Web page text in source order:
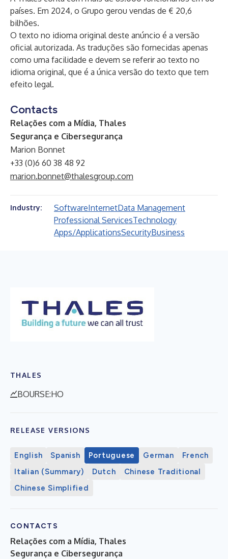
países. Em 2024, o Grupo gerou vendas de € 20,6
bilhões.
O texto no idioma original deste anúncio é a versão
oficial autorizada. As traduções são fornecidas apenas
como uma facilidade e devem se referir ao texto no
idioma original, que é a única versão do texto que tem
efeito legal.
Contacts
Relações com a Mídia, Thales
Segurança e Cibersegurança
Marion Bonnet
+33 (0)6 60 38 48 92
marion.bonnet@thalesgroup.com
Industry: SoftwareInternetData Management
Professional ServicesTechnology
Apps/ApplicationsSecurityBusiness
THALES
BOURSE:HO
RELEASE VERSIONS
English Spanish Portuguese German
French
Italian (Summary)
Dutch
Chinese Traditional
Chinese Simplified
CONTACTS
Relações com a Mídia, Thales
Segurança e Cibersegurança